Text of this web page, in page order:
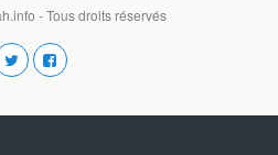
- Tous droits réservés